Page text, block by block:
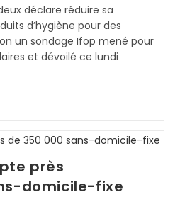
déclare réduire sa
d’hygiène pour des
un sondage Ifop mené pour
et dévoilé ce lundi
près
domicile-fixe